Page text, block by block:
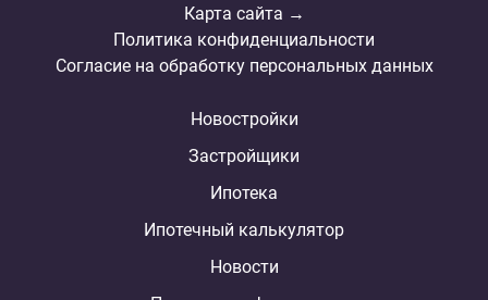
Карта сайта →
Политика конфиденциальности
Согласие на обработку персональных данных
Новостройки
Застройщики
Ипотека
Ипотечный калькулятор
Новости